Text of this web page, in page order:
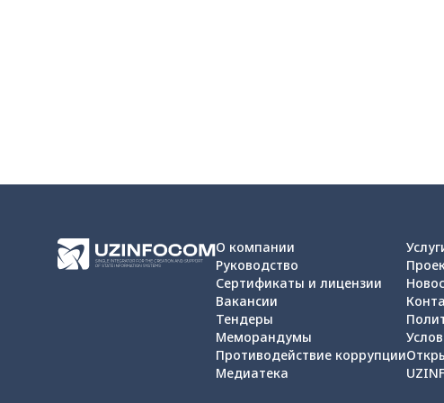
О компании
Руководство
Сертификаты и лицензии
Вакансии
Тендеры
Меморандумы
Противодействие коррупции
Медиатека